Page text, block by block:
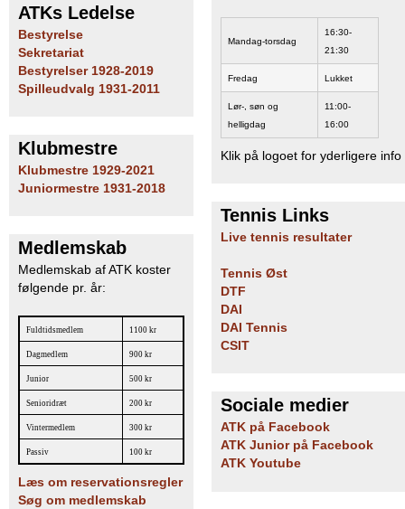
ATKs Ledelse
Bestyrelse
Sekretariat
Bestyrelser 1928-2019
Spilleudvalg 1931-2011
Klubmestre
Klubmestre 1929-2021
Juniormestre 1931-2018
Medlemskab
Medlemskab af ATK koster
følgende pr. år:
Fuldtidsmedlem 1100 kr
Dagmedlem 900 kr
Junior 500 kr
Senioridræt 200 kr
Vintermedlem 300 kr
Passiv 100 kr
Læs om reservationsregler
Søg om medlemskab
Mandag-torsdag
16:30-
21:30
Fredag Lukket
Lør-, søn og
helligdag
11:00-
16:00
Klik på logoet for yderligere info
Tennis Links
Live tennis resultater
Tennis Øst
DTF
DAI
DAI Tennis
CSIT
Sociale medier
ATK på Facebook
ATK Junior på Facebook
ATK Youtube